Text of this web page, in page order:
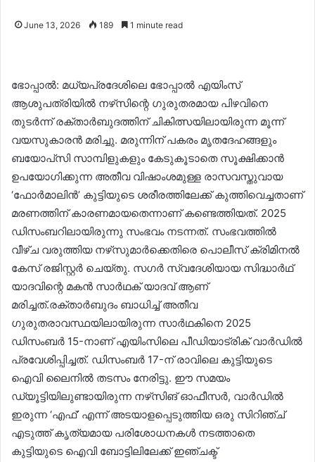
June 13, 2026 189 1 minute read
ഭോപ്പാൽ: മധ്യപ്രദേശിലെ ഭോപ്പാൽ എയിംസ്
ആശുപത്രിയിൽ നഴ്‌സിന്റെ ഗുരുതരമായ പിഴവിനെ
തുടർന്ന് രക്താർബുദത്തിന് ചികിത്സയിലായിരുന്ന മൂന്ന്
വയസുകാരൻ മരിച്ചു. മരുന്നിന് പകരം മൃതദേഹങ്ങളും
ബയോപ്‌സി സാമ്പിളുകളും കേടുകൂടാതെ സൂക്ഷിക്കാൻ
ഉപയോഗിക്കുന്ന അതീവ വിഷാംശമുള്ള രാസവസ്തുവായ
‘ഫോർമാലിൻ’ കുട്ടിയുടെ ശരീരത്തിലേക്ക് കുത്തിവെച്ചതാണ്
മരണത്തിന് കാരണമായതെന്നാണ് കണ്ടെത്തിയത്. 2025
ഡിസംബറിലായിരുന്നു സംഭവം നടന്നത്. സംഭവത്തിൽ
വീഴ്ച വരുത്തിയ നഴ്‌സുമാർക്കെതിരെ പൊലീസ് ക്രിമിനൽ
കേസ് രജിസ്റ്റർ ചെയ്തു. സഗർ സ്വദേശിയായ സിദ്ധാർഥ്
യാദവിന്റെ മകൻ സാർഥക് യാദവ് ആണ്
മരിച്ചത്.രക്താർബുദം ബാധിച്ച് അതീവ
ഗുരുതരാവസ്ഥയിലായിരുന്ന സാർഥകിനെ 2025
ഡിസംബർ 15-നാണ് എയിംസിലെ പീഡിയാട്രിക് വാർഡിൽ
പ്രവേശിപ്പിച്ചത്. ഡിസംബർ 17-ന് രാവിലെ കുട്ടിയുടെ
ഐവി ലൈനിൽ തടസം നേരിട്ടു. ഈ സമയം
ഡ്യൂട്ടിയിലുണ്ടായിരുന്ന നഴ്‌സിങ് ഓഫീസർ, വാർഡിൽ
ഇരുന്ന ‘എഫ്’ എന്ന് അടയാളപ്പെടുത്തിയ ഒരു സിറിഞ്ച്
എടുത്ത് കൃത്യമായ പരിശോധനകൾ നടത്താതെ
കുട്ടിയുടെ ഐവി ബോട്ടിലിലേക്ക് ഇഞ്ചക്ട്